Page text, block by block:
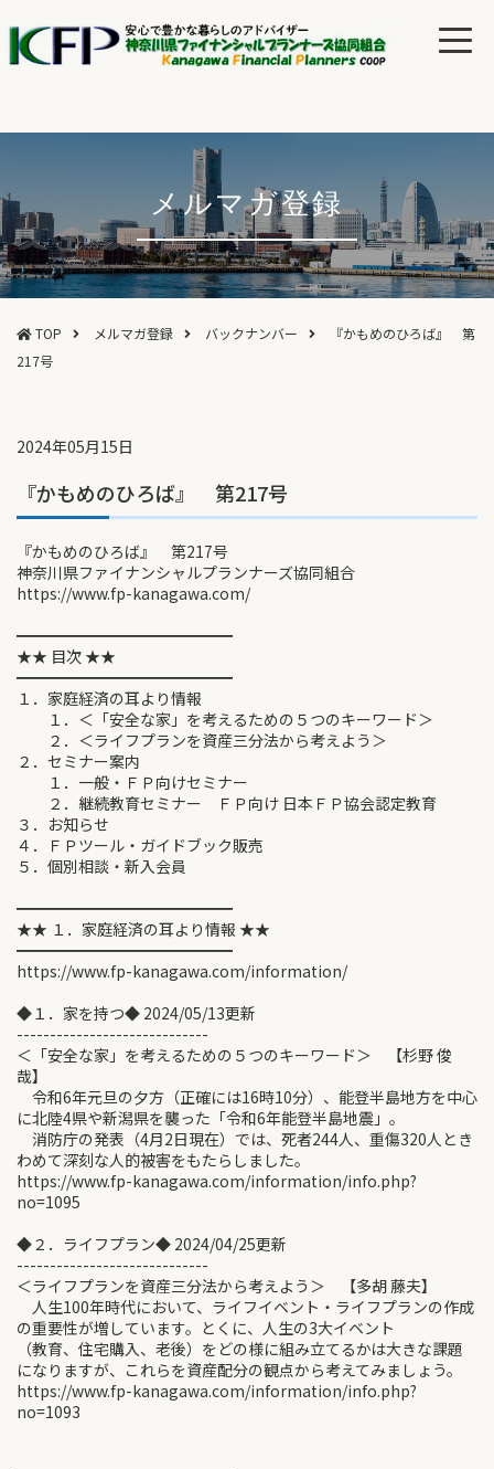
メルマガ登録
TOP メルマガ登録 バックナンバー
『かもめのひろば』 第
217号
2024年05月15日
『かもめのひろば』 第217号
『かもめのひろば』 第217号
神奈川県ファイナンシャルプランナーズ協同組合
https://www.fp-kanagawa.com/
━━━━━━━━━━━━━━
★★ 目次 ★★
━━━━━━━━━━━━━━
１．家庭経済の耳より情報
１．＜「安全な家」を考えるための５つのキーワード＞
２．＜ライフプランを資産三分法から考えよう＞
２．セミナー案内
１．一般・ＦＰ向けセミナー
２．継続教育セミナー ＦＰ向け 日本ＦＰ協会認定教育
３．お知らせ
４．ＦＰツール・ガイドブック販売
５．個別相談・新入会員
━━━━━━━━━━━━━━
★★ １．家庭経済の耳より情報 ★★
━━━━━━━━━━━━━━
https://www.fp-kanagawa.com/information/
◆１．家を持つ◆ 2024/05/13更新
-----------------------------
＜「安全な家」を考えるための５つのキーワード＞ 【杉野 俊
哉】
令和6年元旦の夕方（正確には16時10分）、能登半島地方を中心
に北陸4県や新潟県を襲った「令和6年能登半島地震」。
消防庁の発表（4月2日現在）では、死者244人、重傷320人とき
わめて深刻な人的被害をもたらしました。
https://www.fp-kanagawa.com/information/info.php?
no=1095
◆２．ライフプラン◆ 2024/04/25更新
-----------------------------
＜ライフプランを資産三分法から考えよう＞ 【多胡 藤夫】
人生100年時代において、ライフイベント・ライフプランの作成
の重要性が増しています。とくに、人生の3大イベント
（教育、住宅購入、老後）をどの様に組み立てるかは大きな課題
になりますが、これらを資産配分の観点から考えてみましょう。
https://www.fp-kanagawa.com/information/info.php?
no=1093